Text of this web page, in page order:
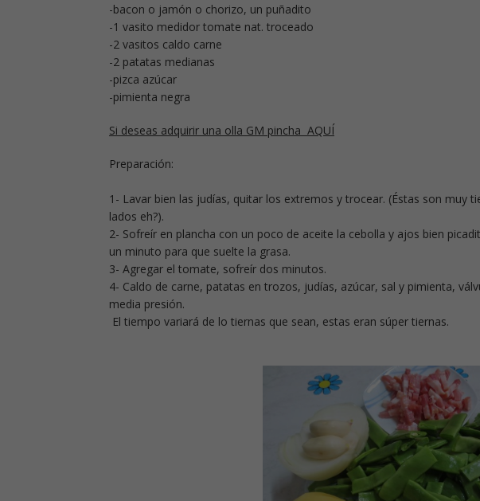
-bacon o jamón o chorizo, un puñadito
-1 vasito medidor tomate nat. troceado
-2 vasitos caldo carne
-2 patatas medianas
-pizca azúcar
-pimienta negra
Si deseas adquirir una olla GM pincha AQUÍ
Preparación:
1- Lavar bien las judías, quitar los extremos y trocear. (Éstas son muy
lados eh?).
2- Sofreír en plancha con un poco de aceite la cebolla y ajos bien
un minuto para que suelte la grasa.
3- Agregar el tomate, sofreír dos minutos.
4- Caldo de carne, patatas en trozos, judías, azúcar, sal y pimienta,
media presión.
El tiempo variará de lo tiernas que sean, estas eran súper tiernas.